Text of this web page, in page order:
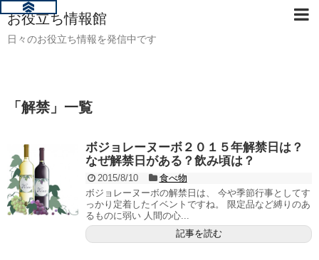
お役立ち情報館
日々のお役立ち情報を発信中です
「 解禁」 一覧
ボジョレーヌーボ２０１５年解禁日は？
なぜ解禁日がある？飲み頃は？
2015/8/10
食べ物
ボジョレーヌーボの解禁日は、 今や季節行事としてす
っかり定着したイベントですね。 限定品など縛りのあ
るものに弱い 人間の心...
記事を読む